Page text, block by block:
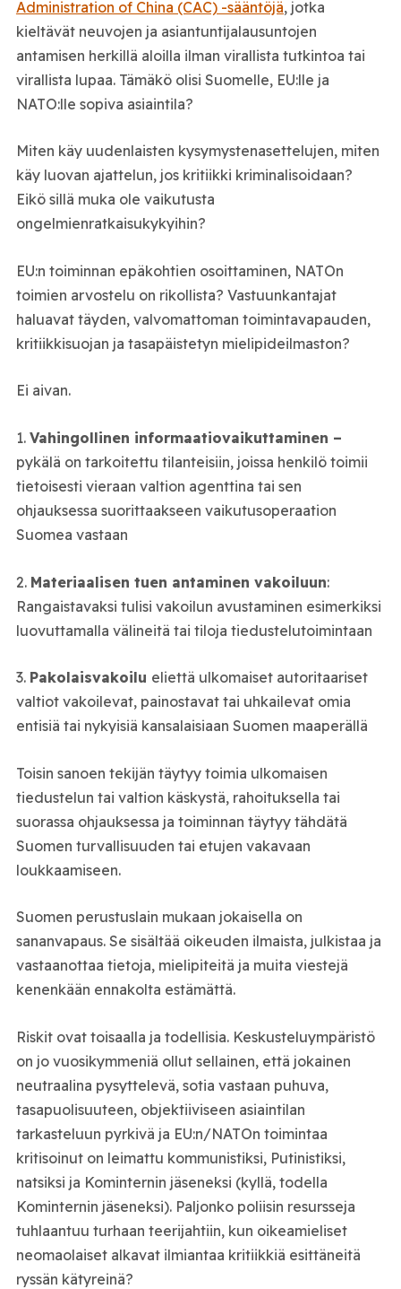
Administration of China (CAC) -sääntöjä, jotka
kieltävät neuvojen ja asiantuntijalausuntojen
antamisen herkillä aloilla ilman virallista tutkintoa tai
virallista lupaa. Tämäkö olisi Suomelle, EU:lle ja
NATO:lle sopiva asiaintila?
Miten käy uudenlaisten kysymystenasettelujen, miten
käy luovan ajattelun, jos kritiikki kriminalisoidaan?
Eikö sillä muka ole vaikutusta
ongelmienratkaisukykyihin?
EU:n toiminnan epäkohtien osoittaminen, NATOn
toimien arvostelu on rikollista? Vastuunkantajat
haluavat täyden, valvomattoman toimintavapauden,
kritiikkisuojan ja tasapäistetyn mielipideilmaston?
Ei aivan.
1. Vahingollinen informaatiovaikuttaminen –
pykälä on tarkoitettu tilanteisiin, joissa henkilö toimii
tietoisesti vieraan valtion agenttina tai sen
ohjauksessa suorittaakseen vaikutusoperaation
Suomea vastaan
2. Materiaalisen tuen antaminen vakoiluun:
Rangaistavaksi tulisi vakoilun avustaminen esimerkiksi
luovuttamalla välineitä tai tiloja tiedustelutoimintaan
3. Pakolaisvakoilu eliettä ulkomaiset autoritaariset
valtiot vakoilevat, painostavat tai uhkailevat omia
entisiä tai nykyisiä kansalaisiaan Suomen maaperällä
Toisin sanoen tekijän täytyy toimia ulkomaisen
tiedustelun tai valtion käskystä, rahoituksella tai
suorassa ohjauksessa ja toiminnan täytyy tähdätä
Suomen turvallisuuden tai etujen vakavaan
loukkaamiseen.
Suomen perustuslain mukaan jokaisella on
sananvapaus. Se sisältää oikeuden ilmaista, julkistaa ja
vastaanottaa tietoja, mielipiteitä ja muita viestejä
kenenkään ennakolta estämättä.
Riskit ovat toisaalla ja todellisia. Keskusteluympäristö
on jo vuosikymmeniä ollut sellainen, että jokainen
neutraalina pysyttelevä, sotia vastaan puhuva,
tasapuolisuuteen, objektiiviseen asiaintilan
tarkasteluun pyrkivä ja EU:n/NATOn toimintaa
kritisoinut on leimattu kommunistiksi, Putinistiksi,
natsiksi ja Kominternin jäseneksi (kyllä, todella
Kominternin jäseneksi). Paljonko poliisin resursseja
tuhlaantuu turhaan teerijahtiin, kun oikeamieliset
neomaolaiset alkavat ilmiantaa kritiikkiä esittäneitä
ryssän kätyreinä?